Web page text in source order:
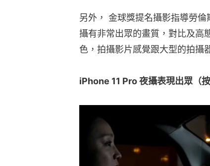
另外， 金球獎提名攝影指導勞
攝有非常出眾的畫質，對比及高
色，拍攝影片感覺跟大型的拍攝
iPhone 11 Pro 夜攝表現出眾（按